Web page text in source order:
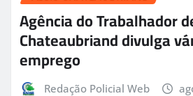
Agência do Trabalhador
Chateaubriand divulga
emprego
Redação Policial Web